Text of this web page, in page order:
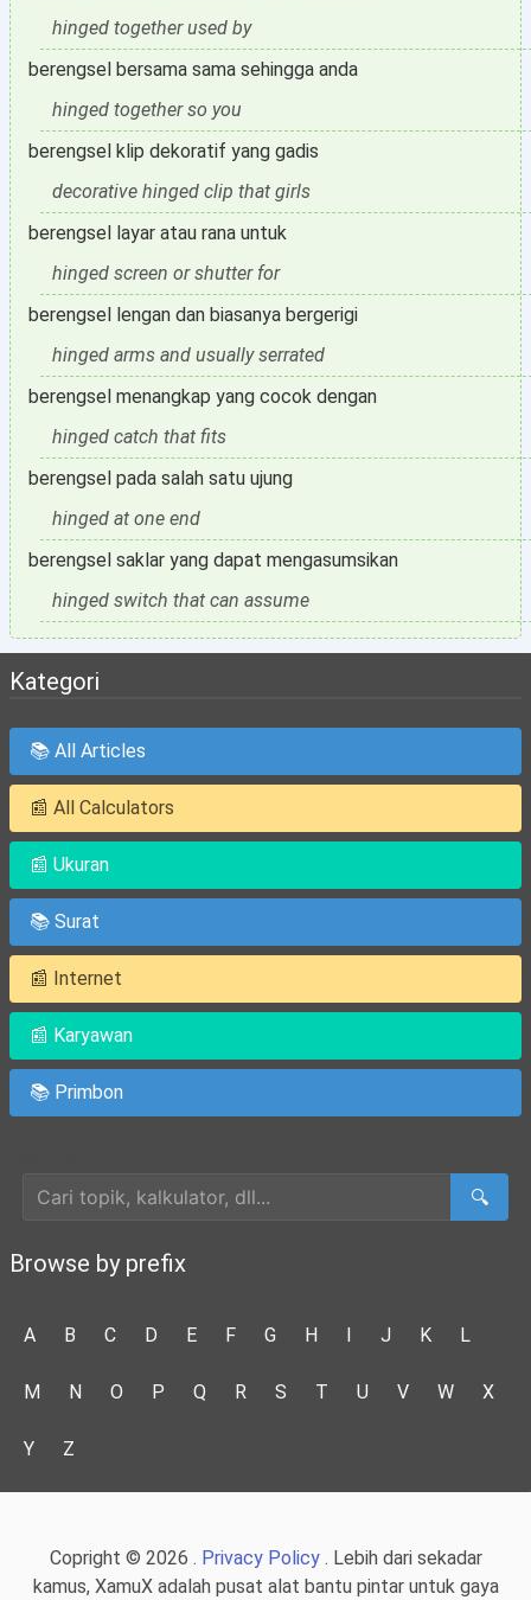
hinged together used by
berengsel bersama sama sehingga anda
hinged together so you
berengsel klip dekoratif yang gadis
decorative hinged clip that girls
berengsel layar atau rana untuk
hinged screen or shutter for
berengsel lengan dan biasanya bergerigi
hinged arms and usually serrated
berengsel menangkap yang cocok dengan
hinged catch that fits
berengsel pada salah satu ujung
hinged at one end
berengsel saklar yang dapat mengasumsikan
hinged switch that can assume
Kategori
📚 All Articles
📰 All Calculators
📰 Ukuran
📚 Surat
📰 Internet
📰 Karyawan
📚 Primbon
🔍
Browse by prefix
A B C D E F G H I J K L
M N O P Q R S T U V W X
Y Z
Copright © 2026 . Privacy Policy. Lebih dari sekadar
kamus, XamuX adalah pusat alat bantu pintar untuk gaya